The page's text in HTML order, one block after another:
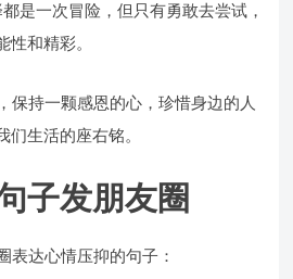
是一次冒险，但只有勇敢去尝试，
性和精彩。
保持一颗感恩的心，珍惜身边的人
们生活的座右铭。
子发朋友圈
表达心情压抑的句子：